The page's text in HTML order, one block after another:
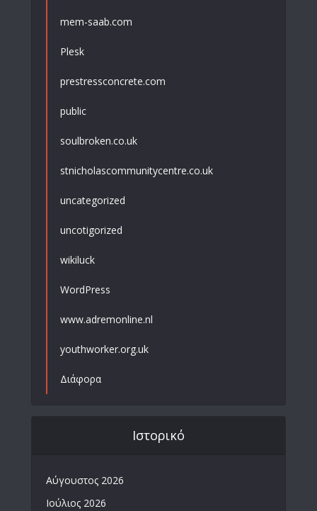
mem-saab.com
Plesk
prestressconcrete.com
public
soulbroken.co.uk
stnicholascommunitycentre.co.uk
uncategorized
uncotigorized
wikiluck
WordPress
www.adremonline.nl
youthworker.org.uk
Διάφορα
Ιστορικό
Αύγουστος 2026
Ιούλιος 2026